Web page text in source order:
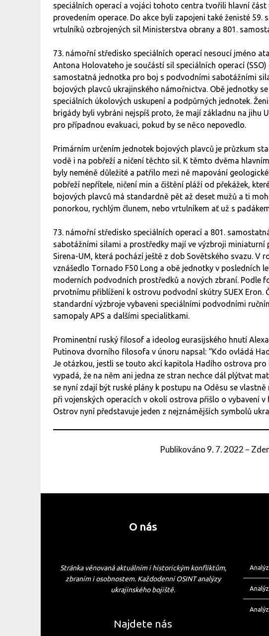
speciálních operací a vojáci tohoto centra tvořili hlavní část
provedením operace. Do akce byli zapojeni také ženisté
vrtulníků ozbrojených sil Ministerstva obrany a 801.
73. námořní středisko speciálních operací nesoucí jméno
Antona Holovateho je součástí sil speciálních operací
samostatná jednotka pro boj s podvodními sabotážními
bojových plavců ukrajinského námořnictva. Obě jednotky
speciálních úkolových uskupení a podpůrných jednotek.
brigády byli vybráni nejspíš proto, že mají základnu na jihu
pro případnou evakuaci, pokud by se něco nepovedlo.
Primárním určením jednotek bojových plavců je průzkum
vodě i na pobřeží a ničení těchto sil. K těmto dvěma
byly neméně důležité a patřilo mezi ně mapování
pobřeží nepřítele, ničení min a čištění pláží od překážek,
bojových plavců má standardně pět až deset mužů a ti
ponorkou, rychlým člunem, nebo vrtulníkem ať už s
73. námořní středisko speciálních operací a 801.
sabotážními silami a prostředky mají ve výzbroji
Sirena-UM, která pochází ještě z dob Sovětského svazu. V
vznášedlo Tornado F50 Long a obě jednotky v posledních
moderních podvodních prostředků a nových zbraní. Podle
prvotnímu přiblížení k ostrovu podvodní skútry SUEX Eron.
standardní výzbroje vybaveni speciálními podvodními
samopaly APS a dalšími specialitkami.
Prominentní ruský filosof a ideolog eurasijského hnutí
Putinova dvorního filosofa v únoru napsal: “Kdo ovládá
Je otázkou, jestli se touto akcí kapitola Hadího ostrova
vypadá, že na něm ani jedna ze stran nechce dál plýtvat
se nyní zdají být ruské plány k postupu na Oděsu se vlastně
při vojenských operacích v okolí ostrova přišlo o vybavení
Ostrov nyní představuje jeden z nejznámějších symbolů
Publikováno 9. 7. 2022 –
O nás
Stránka věnovaná aktuálním i historickým konfliktům,
zbraním i osobnostem. Každodenní OSINT analýzy
ukrajinského bojiště.
Najdete nás